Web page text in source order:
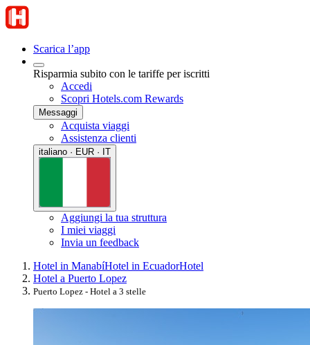
Scarica l’app
Risparmia subito con le tariffe per iscritti
Accedi
Scopri Hotels.com Rewards
Messaggi
Acquista viaggi
Assistenza clienti
italiano · EUR · IT
Aggiungi la tua struttura
I miei viaggi
Invia un feedback
Hotel in ManabíHotel in EcuadorHotel
Hotel a Puerto Lopez
Puerto Lopez - Hotel a 3 stelle